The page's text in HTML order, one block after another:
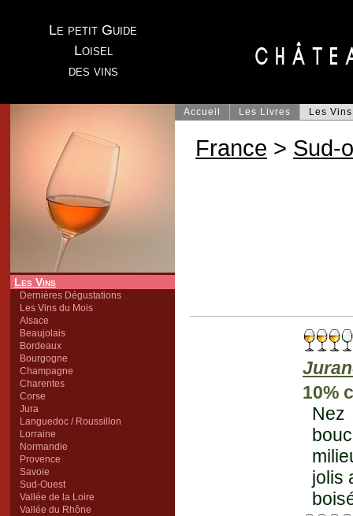
Le petit Guide
Loisel
des vins
Les Vins
Dernières Dégustations
Les Vins du Mois
Alsace
Beaujolais
Bordeaux
Bourgogne
Champagne
Charentes
Corse
Jura
Languedoc / Roussillon
Lorraine
Normandie
Provence
Savoie
Sud-Ouest
Vallée de la Loire
Vallée du Rhône
Accueil Les Livres Les Vins
France > Sud-
10%
jolis